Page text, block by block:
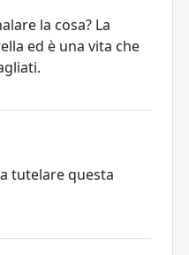
la cosa? La
ed è una vita che
tutelare questa